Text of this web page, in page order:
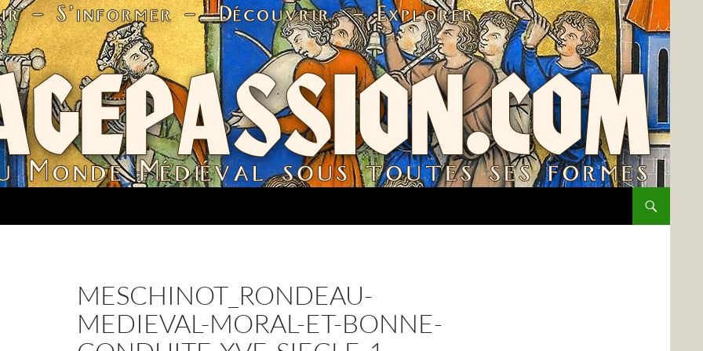
MESCHINOT_RONDEAU-
MEDIEVAL-MORAL-ET-BONNE-